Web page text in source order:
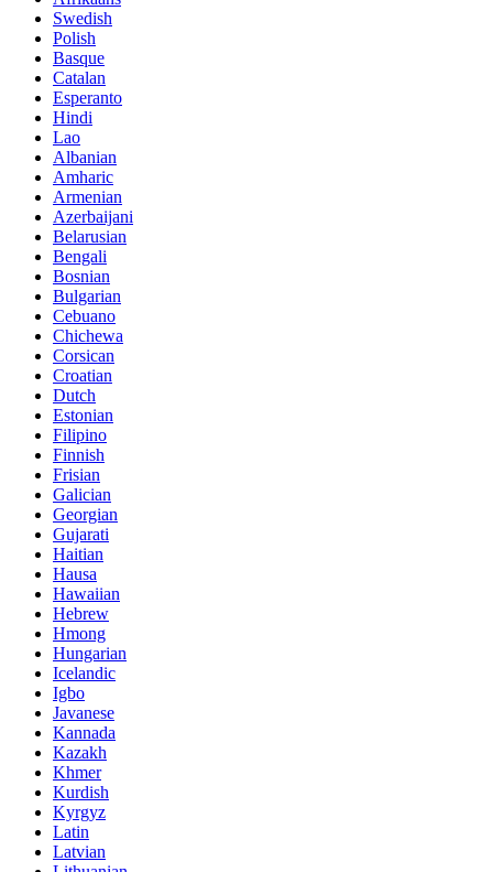
Swedish
Polish
Basque
Catalan
Esperanto
Hindi
Lao
Albanian
Amharic
Armenian
Azerbaijani
Belarusian
Bengali
Bosnian
Bulgarian
Cebuano
Chichewa
Corsican
Croatian
Dutch
Estonian
Filipino
Finnish
Frisian
Galician
Georgian
Gujarati
Haitian
Hausa
Hawaiian
Hebrew
Hmong
Hungarian
Icelandic
Igbo
Javanese
Kannada
Kazakh
Khmer
Kurdish
Kyrgyz
Latin
Latvian